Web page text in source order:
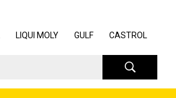
LIQUI MOLY GULF CASTROL